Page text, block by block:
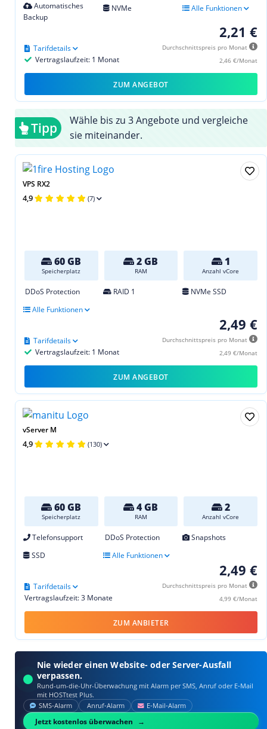
Automatisches
Backup
NVMe Alle Funktionen
2,21 €
Durchschnittspreis pro Monat
2,46 €/Monat
Vertragslaufzeit: 1 Monat
Tarifdetails
ZUM ANGEBOT
Tipp
Wähle bis zu 3 Angebote und vergleiche
sie miteinander.
VPS RX2
4,9 (7)
60 GB
Speicherplatz
2 GB
RAM
1
Anzahl vCore
DDoS Protection RAID 1
NVMe SSD
Alle Funktionen
2,49 €
Durchschnittspreis pro Monat
2,49 €/Monat
Vertragslaufzeit: 1 Monat
Tarifdetails
ZUM ANGEBOT
vServer M
4,9 (130)
60 GB
Speicherplatz
4 GB
RAM
2
Anzahl vCore
Telefonsupport DDoS Protection
Snapshots
SSD
Alle Funktionen
2,49 €
Durchschnittspreis pro Monat
4,99 €/Monat
Vertragslaufzeit: 3 Monate
Tarifdetails
ZUM ANBIETER
Nie wieder einen Website- oder Server-Ausfall
verpassen.
Rund-um-die-Uhr-Überwachung mit Alarm per SMS, Anruf oder E‑Mail
mit HOSTtest Plus.
SMS‑Alarm Anruf‑Alarm E‑Mail‑Alarm
Jetzt kostenlos überwachen